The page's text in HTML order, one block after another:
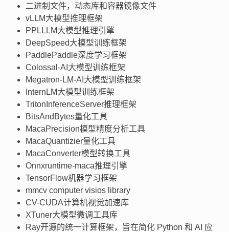
二进制文件，动态库和容器镜像文件
vLLM大模型推理框架
PPLLLM大模型推理引擎
DeepSpeed大模型训练框架
PaddlePaddle深度学习框架
Colossal-AI大模型训练框架
Megatron-LM-AI大模型训练框架
InternLM大模型训练框架
TritonInferenceServer推理框架
BitsAndBytes量化工具
MacaPrecision模型精度分析工具
MacaQuantizier量化工具
MacaConverter模型转换工具
Onnxruntime-maca推理引擎
TensorFlow机器学习框架
mmcv computer visios library
CV-CUDA计算机视觉加速库
XTuner大模型微调工具库
Ray开源的统一计算框架，旨在简化 Python 和 AI 应